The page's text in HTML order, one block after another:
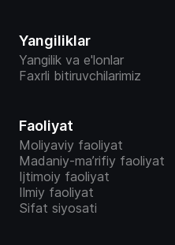
Yangiliklar
Yangilik va e'lonlar
Faxrli bitiruvchilarimiz
Faoliyat
Moliyaviy faoliyat
Madaniy-ma’rifiy faoliyat
Ijtimoiy faoliyat
Ilmiy faoliyat
Sifat siyosati